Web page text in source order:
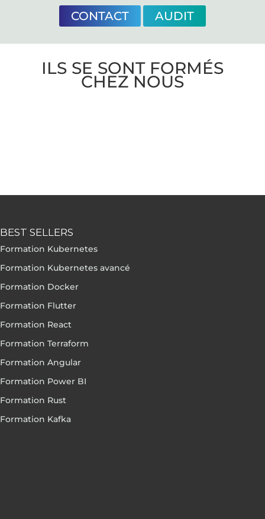
CONTACT AUDIT
ILS SE SONT FORMÉS
CHEZ NOUS
BEST SELLERS
Formation Kubernetes
Formation Kubernetes avancé
Formation Docker
Formation Flutter
Formation React
Formation Terraform
Formation Angular
Formation Power BI
Formation Rust
Formation Kafka